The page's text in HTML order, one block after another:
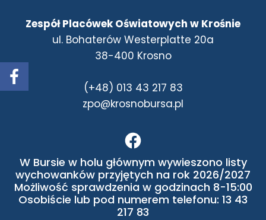
Zespół Placówek Oświatowych w Krośnie
ul. Bohaterów Westerplatte 20a
38-400 Krosno
(+48) 013 43 217 83
zpo@krosnobursa.pl
W Bursie w holu głównym wywieszono listy
wychowanków przyjętych na rok 2026/2027
Możliwość sprawdzenia w godzinach 8-15:00
Osobiście lub pod numerem telefonu: 13 43
217 83